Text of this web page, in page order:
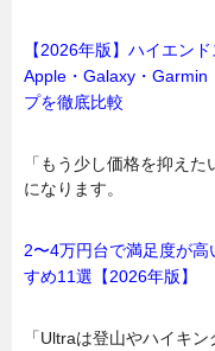
【2026年版】ハイエン
Apple・Galaxy・Garmin
プを徹底比較
「もう少し価格を抑え
になります。
2〜4万円台で満足度が
すめ11選【2026年版】
「Ultraは登山やハイキ